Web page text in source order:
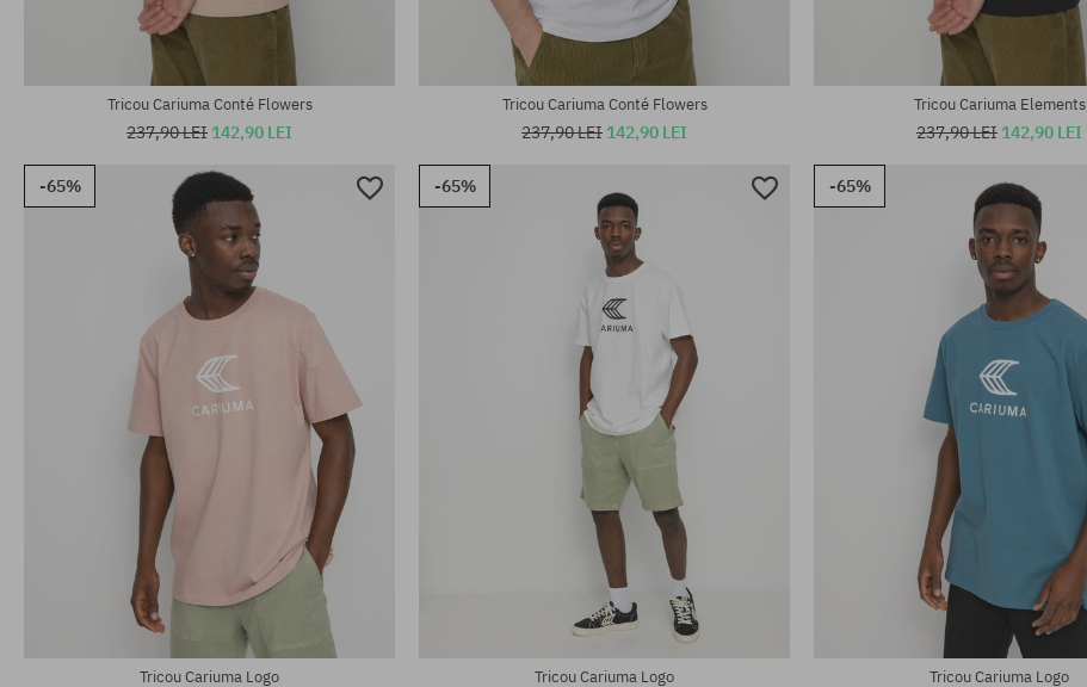
Mărimi existente:
Tricou Cariuma Conté Flowers
237,90 LEI 142,90 LEI
Tricou Cariuma Conté Flowers
237,90 LEI 142,90 LEI
Mărimi existente:
Tricou Cariuma Elements
237,90 LEI 142,90 LEI
-65%
Tricou Cariuma Logo
-65%
Tricou Cariuma Logo
-65%
Tricou Cariuma Logo